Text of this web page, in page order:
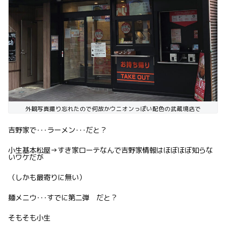
外観写真撮り忘れたので何故かウニオンっぽい配色の武蔵境店で
吉野家で･･･ラーメン･･･だと？
小生基本松屋→すき家ローテなんで吉野家情報はほぼほぼ知らな
いワケだが
（しかも最寄りに無い）
麺メニウ･･･すでに第二弾 だと？
そもそも小生